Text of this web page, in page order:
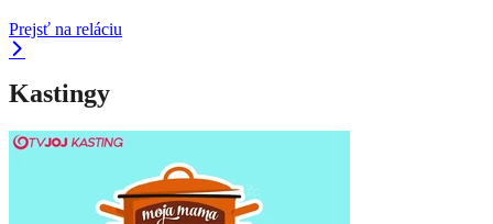
Prejsť na reláciu
Kastingy